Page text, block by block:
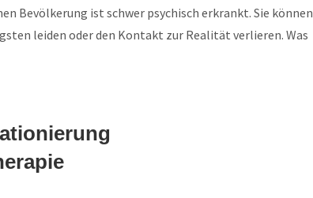
Bevölkerung ist schwer psychisch erkrankt. Sie können
leiden oder den Kontakt zur Realität verlieren. Was